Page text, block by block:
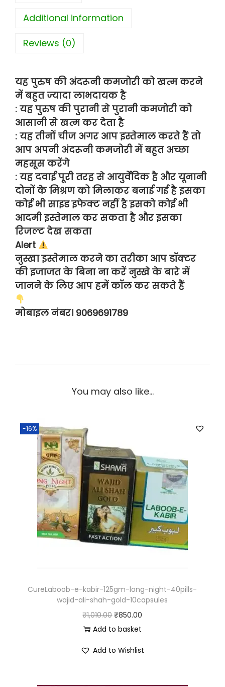
Additional information
Reviews (0)
यह पुरुष की अंदरूनी कमजोरी को खत्म करने
में बहुत ज्यादा लाभदायक है
: यह पुरुष की पुरानी से पुरानी कमजोरी को
आसानी से खत्म कर देता है
: यह तीनों चीज अगर आप इस्तेमाल करते हैं तो
आप अपनी अंदरूनी कमजोरी में बहुत अच्छा
महसूस करेंगे
: यह दवाई पूरी तरह से आयुर्वेदिक है और यूनानी
दोनों के मिश्रण को मिलाकर बनाई गई है इसका
कोई भी साइड इफेक्ट नहीं है इसको कोई भी
आदमी इस्तेमाल कर सकता है और इसका
रिजल्ट देख सकता
Alert
नुस्खा इस्तेमाल करने का तरीका आप डॉक्टर
की इजाजत के बिना ना करें नुस्खे के बारे में
जानने के लिए आप हमें कॉल कर सकते हैं
मोबाइल नंबर। 9069691789
You may also like…
-16%
CureLaboob-e-kabir-125gm-long-night-40pills-
wajid-ali-shah-gold-10capsules
₹1,010.00 ₹850.00
Add to basket
Add to Wishlist